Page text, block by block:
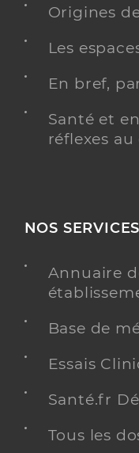
Origines
Les
En bref,
Santé et
réflexes
NOS SERVICES
Annuaire
Base de
Essais
Santé.fr
Tous les